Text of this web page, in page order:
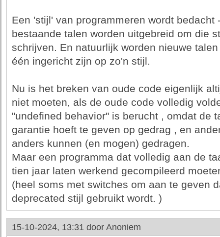
Een 'stijl' van programmeren wordt bedacht
bestaande talen worden uitgebreid om die
schrijven. En natuurlijk worden nieuwe
één ingericht zijn op zo'n stijl.
Nu is het breken van oude code eigenlijk
niet moeten, als de oude code volledig
"undefined behavior" is berucht , omdat de
garantie hoeft te geven op gedrag , en
anders kunnen (en mogen) gedragen.
Maar een programma dat volledig aan de
tien jaar laten werkend gecompileerd
(heel soms met switches om aan te geven
deprecated stijl gebruikt wordt. )
15-10-2024, 13:31 door Anoniem